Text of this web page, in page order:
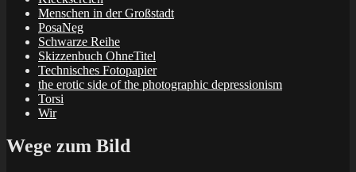
Menschen in der Großstadt
PosaNeg
Schwarze Reihe
Skizzenbuch OhneTitel
Technisches Fotopapier
the erotic side of the photographic depressionism
Torsi
Wir
Wege zum Bild